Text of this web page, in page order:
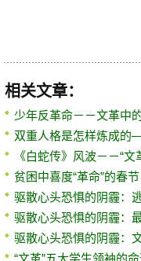
相关文章：
少年反革命－－文革中
双重人格是怎样炼成的
《白蛇传》风波－－“
贫困中喜度“革命”的春
驱散心头恐惧的阴霾：
驱散心头恐惧的阴霾：
驱散心头恐惧的阴霾：
“文革”五大学生领袖的